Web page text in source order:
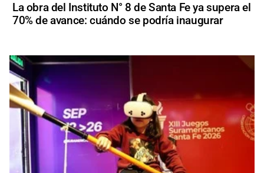
La obra del Instituto N° 8 de Santa Fe ya supera el
70% de avance: cuándo se podría inaugurar